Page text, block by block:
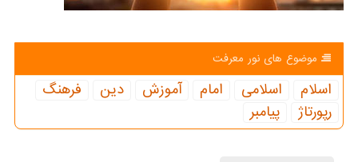
موضوع های نور معرفت
اسلام اسلامی امام آموزش دین
فرهنگ
رپورتاژ
پیامبر